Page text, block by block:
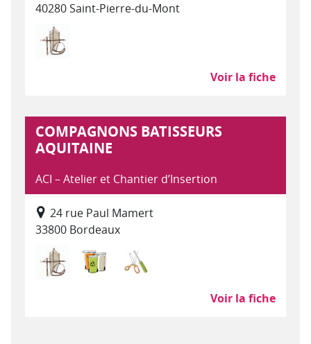
40280 Saint-Pierre-du-Mont
Voir la fiche
COMPAGNONS BATISSEURS
AQUITAINE
ACI – Atelier et Chantier d’Insertion
24 rue Paul Mamert
33800 Bordeaux
Bâtiment Travaux Publics
Déchets : collecte, traitement,
Voir la fiche